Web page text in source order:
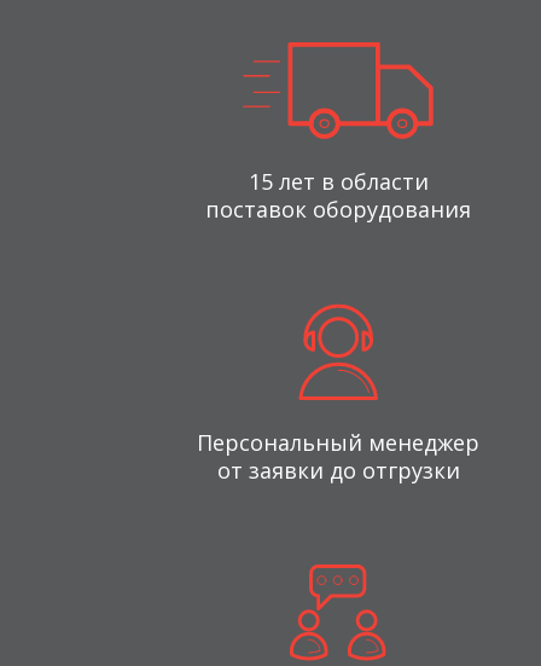
15 лет в области
поставок оборудования
Персональный менеджер
от заявки до отгрузки